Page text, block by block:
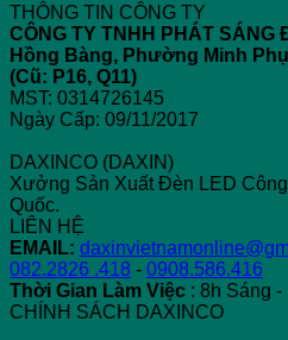
Điện
Sử
Dụng
THÔNG TIN CÔNG TY
CÔNG TY TNHH PHÁT SÁNG
Hồng Bàng, Phường Minh
(Cũ: P16, Q11)
MST: 0314726145
Ngày Cấp: 09/11/2017
DAXINCO (DAXIN)
Xưởng Sản Xuất Đèn LED
Quốc.
LIÊN HỆ
EMAIL:
082.2826 .418 - 0908.586.416
Thời Gian Làm Việc : 8h Sáng -
CHÍNH SÁCH DAXINCO